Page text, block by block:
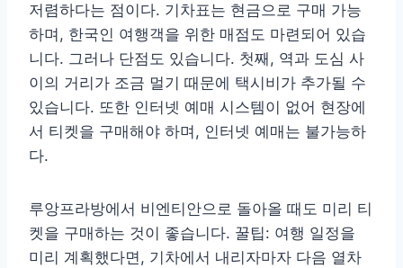
저렴하다는 점이다. 기차표는 현금으로 구매 가능
하며, 한국인 여행객을 위한 매점도 마련되어 있습
니다. 그러나 단점도 있습니다. 첫째, 역과 도심 사
이의 거리가 조금 멀기 때문에 택시비가 추가될 수
있습니다. 또한 인터넷 예매 시스템이 없어 현장에
서 티켓을 구매해야 하며, 인터넷 예매는 불가능하
다.
루앙프라방에서 비엔티안으로 돌아올 때도 미리 티
켓을 구매하는 것이 좋습니다. 꿀팁: 여행 일정을
미리 계획했다면, 기차에서 내리자마자 다음 열차